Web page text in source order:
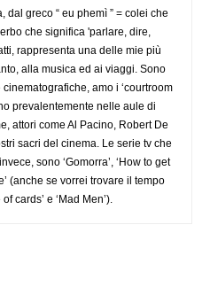
dal greco “ eu phemì ” = colei che
che significa 'parlare, dire,
rappresenta una delle mie più
alla musica ed ai viaggi. Sono
amo i ‘courtroom
prevalentemente nelle aule di
attori come Al Pacino, Robert De
sacri del cinema. Le serie tv che
sono ‘Gomorra’, ‘How to get
(anche se vorrei trovare il tempo
cards’ e ‘Mad Men’).